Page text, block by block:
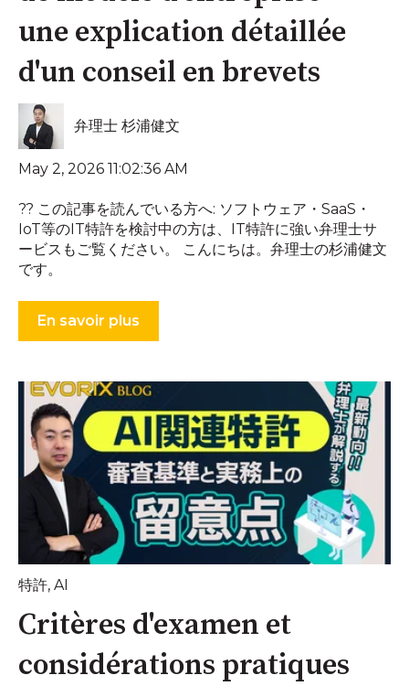
une explication détaillée
d'un conseil en brevets
弁理士 杉浦健文
May 2, 2026 11:02:36 AM
?? この記事を読んでいる方へ: ソフトウェア・SaaS・
IoT等のIT特許を検討中の方は、IT特許に強い弁理士サ
ービスもご覧ください。 こんにちは。弁理士の杉浦健文
です。
En savoir plus
特許, AI
Critères d'examen et
considérations pratiques